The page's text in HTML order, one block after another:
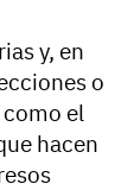
y, en
o
el
hacen